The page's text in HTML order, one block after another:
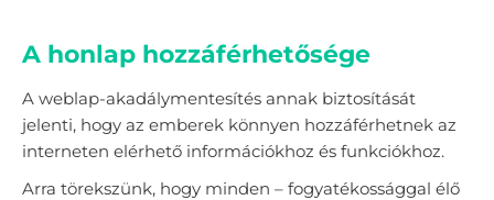
A honlap hozzáférhetősége
A weblap-akadálymentesítés annak biztosítását
jelenti, hogy az emberek könnyen hozzáférhetnek az
interneten elérhető információkhoz és funkciókhoz.
Arra törekszünk, hogy minden – fogyatékossággal élő